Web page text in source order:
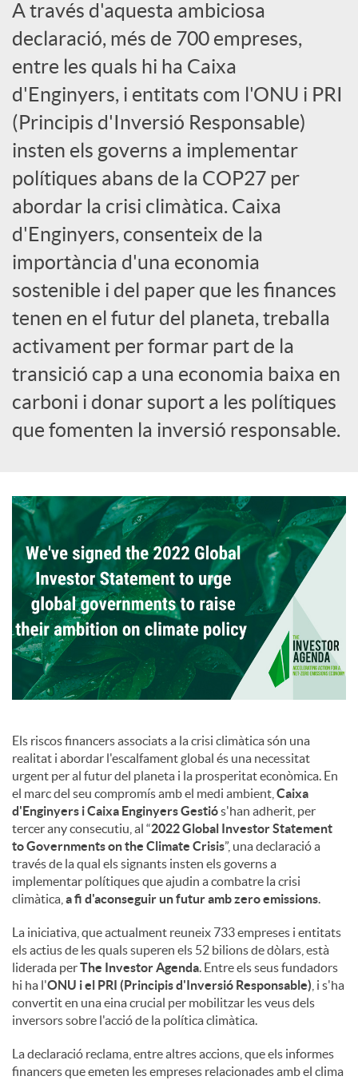
a
l
s
A través d'aquesta ambiciosa
declaració, més de 700 empreses,
entre les quals hi ha Caixa
d'Enginyers, i entitats com l'ONU i PRI
(Principis d'Inversió Responsable)
insten els governs a implementar
polítiques abans de la COP27 per
abordar la crisi climàtica. Caixa
d'Enginyers, consenteix de la
importància d'una economia
sostenible i del paper que les finances
tenen en el futur del planeta, treballa
activament per formar part de la
transició cap a una economia baixa en
carboni i donar suport a les polítiques
que fomenten la inversió responsable.
Els riscos financers associats a la crisi climàtica són una
realitat i abordar l'escalfament global és una necessitat
urgent per al futur del planeta i la prosperitat econòmica. En
el marc del seu compromís amb el medi ambient, Caixa
d'Enginyers i Caixa Enginyers Gestiós'han adherit, per
tercer any consecutiu, al “2022 Global Investor Statement
to Governments on the Climate Crisis”, una declaració a
través de la qual els signants insten els governs a
implementar polítiques que ajudin a combatre la crisi
climàtica, a fi d'aconseguir un futur amb zero emissions.
La iniciativa, que actualment reuneix 733 empreses i entitats
els actius de les quals superen els 52 bilions de dòlars, està
liderada perThe Investor Agenda. Entre els seus fundadors
hi ha l'ONU i el PRI (Principis d'Inversió Responsable) , i s'ha
convertit en una eina crucial per mobilitzar les veus dels
inversors sobre l'acció de la política climàtica.
La declaració reclama, entre altres accions, que els informes
financers que emeten les empreses relacionades amb el clima